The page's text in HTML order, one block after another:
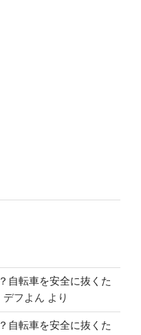
自転車を安全に抜くた
デフよん より
自転車を安全に抜くた